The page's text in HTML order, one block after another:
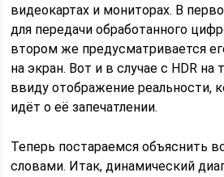
видеокартах и мониторах. В
для передачи обработанного
втором же предусматривается
на экран. Вот и в случае с HDR на
ввиду отображение реальности,
идёт о её запечатлении.
Теперь постараемся объяснить
словами. Итак, динамический